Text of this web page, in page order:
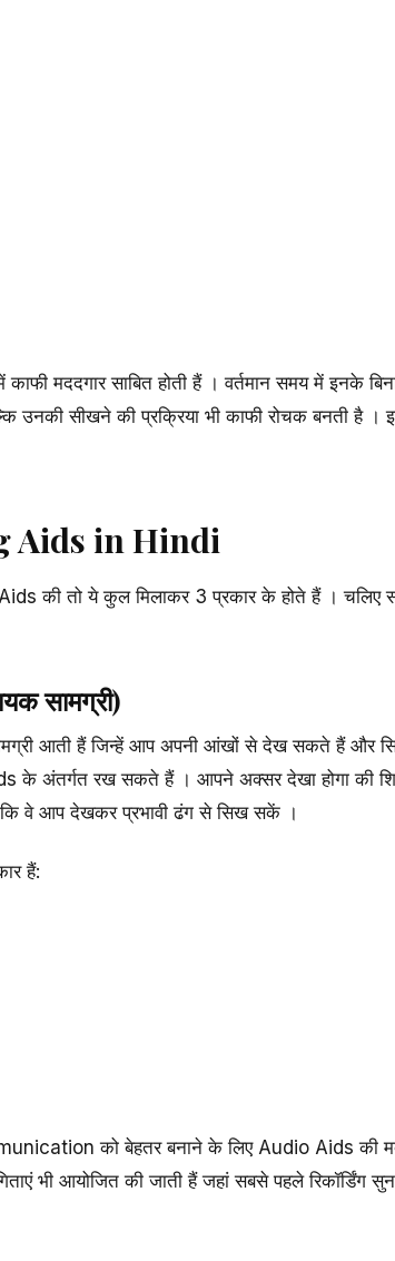
काफी मददगार साबित होती हैं । वर्तमान समय में इनके
उनकी सीखने की प्रक्रिया भी काफी रोचक बनती है
Aids in Hindi
की तो ये कुल मिलाकर 3 प्रकार के होते हैं । चलिए
सामग्री)
आती हैं जिन्हें आप अपनी आंखों से देख सकते हैं
के अंतर्गत रख सकते हैं । आपने अक्सर देखा होगा की
वे आप देखकर प्रभावी ढंग से सिख सकें ।
हैं:
को बेहतर बनाने के लिए Audio Aids की
भी आयोजित की जाती हैं जहां सबसे पहले रिकॉर्डिंग